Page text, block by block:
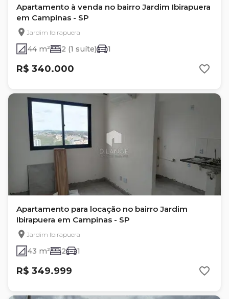
Apartamento à venda no bairro Jardim Ibirapuera
em Campinas - SP
Jardim Ibirapuera
44 m² 2 (1 suíte) 1
R$ 340.000
Apartamento para locação no bairro Jardim
Ibirapuera em Campinas - SP
Jardim Ibirapuera
43 m² 2 1
R$ 349.999